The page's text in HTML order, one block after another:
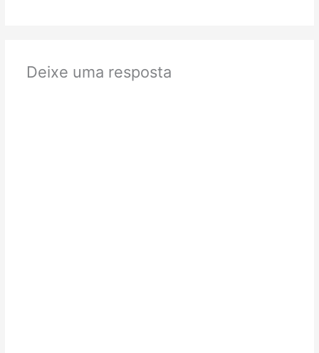
Deixe uma resposta